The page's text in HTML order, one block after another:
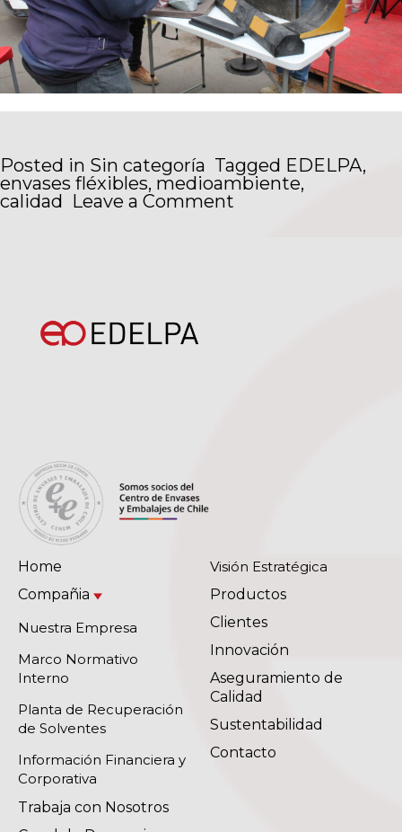
Posted in Sin categoría Tagged EDELPA,
envases fléxibles, medioambiente,
calidad Leave a Comment
Home
Compañia
Nuestra Empresa
Marco Normativo
Interno
Planta de Recuperación
de Solventes
Información Financiera y
Corporativa
Visión Estratégica
Productos
Clientes
Innovación
Aseguramiento de
Calidad
Sustentabilidad
Contacto
Trabaja con Nosotros